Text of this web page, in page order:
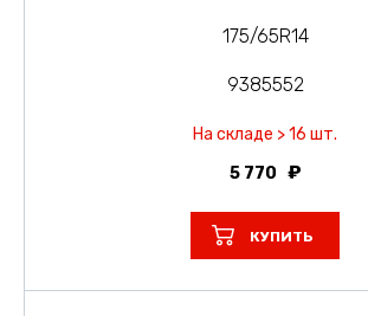
175/65R14
9385552
На складе > 16 шт.
5 770
КУПИТЬ